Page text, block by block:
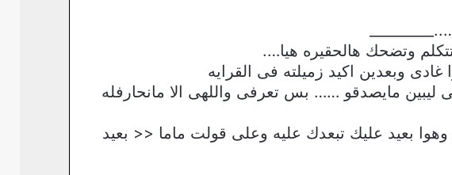
وتضحك هالحقيره هيا….
وبعدين اكيد زميلته فى القرايه
ليبين مايصدقو …… بس تعرفى واللهى الا مانحارفله
بعيد عليك تبعدك عليه وعلى قولت ماما << بعيد